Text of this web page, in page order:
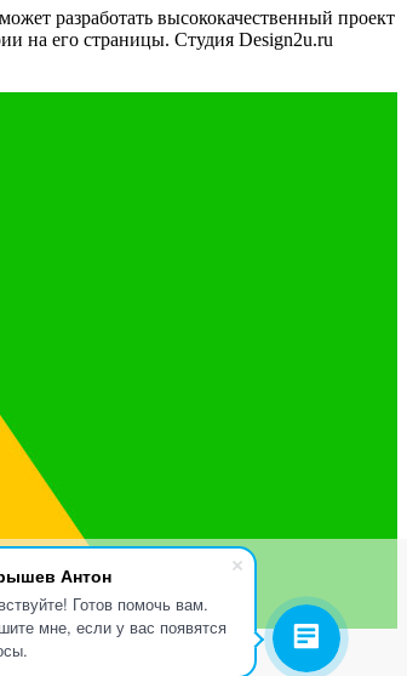
Антон
Готов помочь вам.
мне, если у вас появятся
разработать высококачественный проект
на его страницы. Студия Design2u.ru